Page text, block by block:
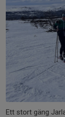
Ett stort gäng